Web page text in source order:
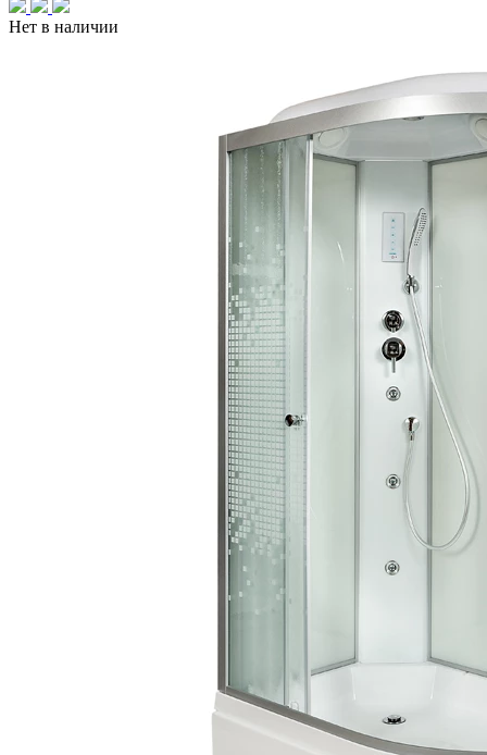
Нет в наличии